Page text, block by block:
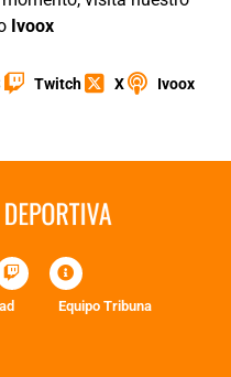
Ivoox
Twitch X Ivoox
Equipo Tribuna